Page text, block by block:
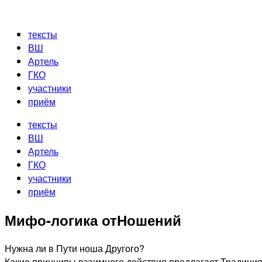
содержимому
тексты
ВШ
Артель
ГКО
участники
приём
тексты
ВШ
Артель
ГКО
участники
приём
Мифо-логика отНошений
Нужна ли в Пути ноша Другого?